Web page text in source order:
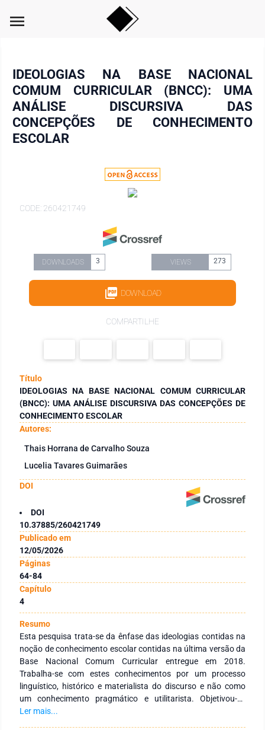
menu
IDEOLOGIAS NA BASE NACIONAL
COMUM CURRICULAR (BNCC): UMA
ANÁLISE DISCURSIVA DAS
CONCEPÇÕES DE CONHECIMENTO
ESCOLAR
CODE: 260421749
DOWNLOADS 3 VIEWS 273
DOWNLOAD
COMPARTILHE
Título
IDEOLOGIAS NA BASE NACIONAL COMUM CURRICULAR
(BNCC): UMA ANÁLISE DISCURSIVA DAS CONCEPÇÕES DE
CONHECIMENTO ESCOLAR
Autores:
Thais Horrana de Carvalho Souza
Lucelia Tavares Guimarães
DOI
DOI
10.37885/260421749
Publicado em
12/05/2026
Páginas
64-84
Capítulo
4
Resumo
Esta pesquisa trata-se da ênfase das ideologias contidas na
noção de conhecimento escolar contidas na última versão da
Base Nacional Comum Curricular entregue em 2018.
Trabalha-se com estes conhecimentos por um processo
linguístico, histórico e materialista do discurso e não como
um conhecimento pragmático e utilitarista. Objetivou-se
examinar o discurso sobre a constituição de uma base
Ler mais...